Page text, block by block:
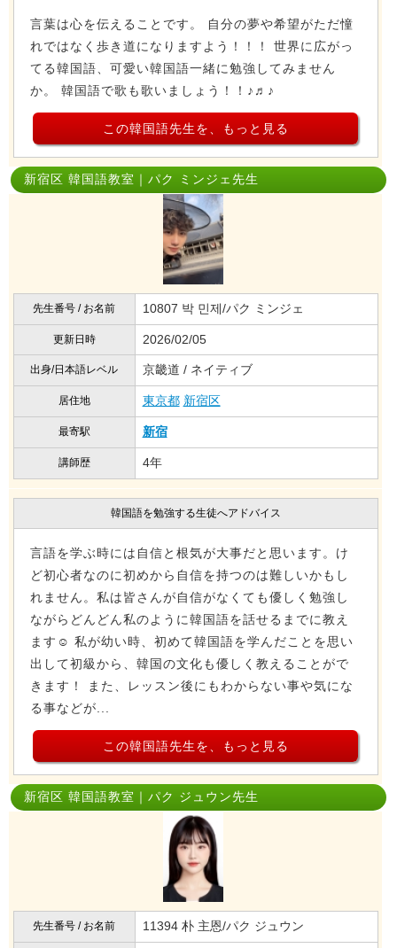
言葉は心を伝えることです。 自分の夢や希望がただ憧
れではなく歩き道になりますよう！！！ 世界に広がっ
てる韓国語、可愛い韓国語一緒に勉強してみません
か。 韓国語で歌も歌いましょう！！♪♬♪
この韓国語先生を、もっと見る
新宿区 韓国語教室｜パク ミンジェ先生
先生番号 / お名前 10807 박 민제/パク ミンジェ
更新日時 2026/02/05
出身/日本語レベル 京畿道 / ネイティブ
居住地 東京都 新宿区
最寄駅 新宿
講師歴 4年
韓国語を勉強する生徒へアドバイス
言語を学ぶ時には自信と根気が大事だと思います。け
ど初心者なのに初めから自信を持つのは難しいかもし
れません。私は皆さんが自信がなくても優しく勉強し
ながらどんどん私のように韓国語を話せるまでに教え
ます☺︎ 私が幼い時、初めて韓国語を学んだことを思い
出して初級から、韓国の文化も優しく教えることがで
きます！ また、レッスン後にもわからない事や気にな
る事などが...
この韓国語先生を、もっと見る
新宿区 韓国語教室｜パク ジュウン先生
先生番号 / お名前 11394 朴 主恩/パク ジュウン